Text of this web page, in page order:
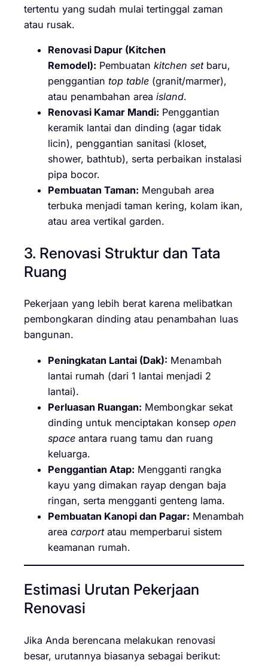
tertentu yang sudah mulai tertinggal zaman
atau rusak.
Renovasi Dapur (Kitchen
Remodel): Pembuatan kitchen setbaru,
penggantian top table (granit/marmer),
atau penambahan area island.
Renovasi Kamar Mandi: Penggantian
keramik lantai dan dinding (agar tidak
licin), penggantian sanitasi (kloset,
shower, bathtub), serta perbaikan instalasi
pipa bocor.
Pembuatan Taman: Mengubah area
terbuka menjadi taman kering, kolam ikan,
atau area vertikal garden.
3. Renovasi Struktur dan Tata
Ruang
Pekerjaan yang lebih berat karena melibatkan
pembongkaran dinding atau penambahan luas
bangunan.
Peningkatan Lantai (Dak): Menambah
lantai rumah (dari 1 lantai menjadi 2
lantai).
Perluasan Ruangan: Membongkar sekat
dinding untuk menciptakan konsep open
space antara ruang tamu dan ruang
keluarga.
Penggantian Atap: Mengganti rangka
kayu yang dimakan rayap dengan baja
ringan, serta mengganti genteng lama.
Pembuatan Kanopi dan Pagar: Menambah
area carportatau memperbarui sistem
keamanan rumah.
Estimasi Urutan Pekerjaan
Renovasi
Jika Anda berencana melakukan renovasi
besar, urutannya biasanya sebagai berikut: